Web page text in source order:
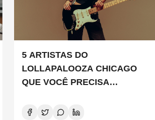
5 ARTISTAS DO
LOLLAPALOOZA CHICAGO
QUE VOCÊ PRECISA